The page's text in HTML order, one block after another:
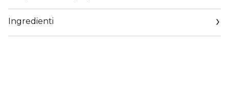
intensifica lo sguardo.
Disponibile in 10 tonalità perfettamente complementari. Da
tonalità più neutre a più intense, troverai tutte le shade
Ingredienti